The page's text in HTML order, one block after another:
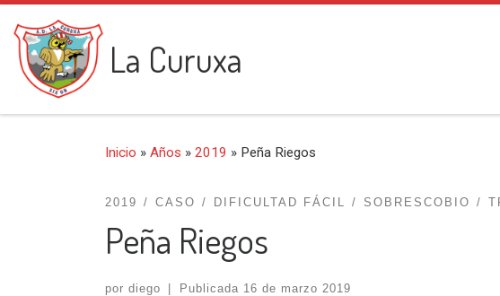
Saltar al contenido
La Curuxa
Inicio » Años » 2019 » Peña Riegos
2019 CASO DIFICULTAD FÁCIL SOBRESCOBIO
Peña Riegos
por diego Publicada 16 de marzo 2019